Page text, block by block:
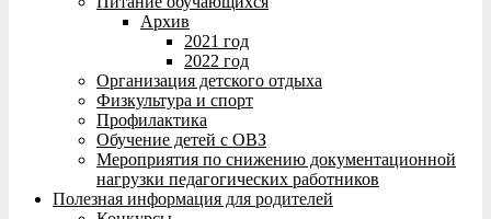
Архив
2021 год
2022 год
Организация детского отдыха
Физкультура и спорт
Профилактика
Обучение детей с ОВЗ
Мероприятия по снижению документационной
нагрузки педагогических работников
Полезная информация для родителей